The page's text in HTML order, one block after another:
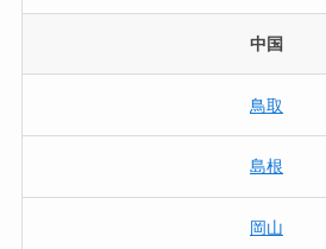
中国
鳥取
島根
岡山